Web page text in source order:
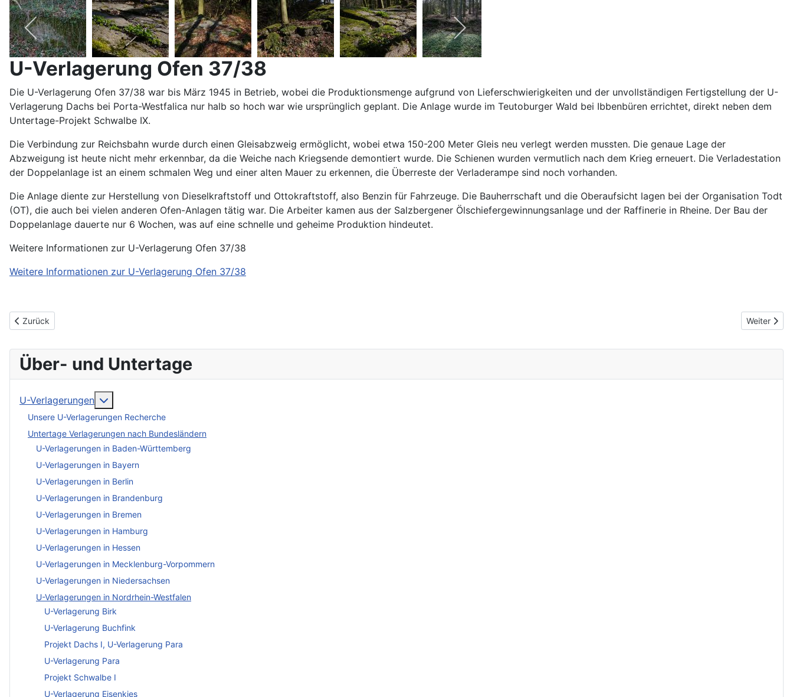
U-Verlagerung Ofen 37/38
Die U-Verlagerung Ofen 37/38 war bis März 1945 in Betrieb, wobei die Produktionsmenge aufgrund von Lieferschwierigkeiten und der unvollständigen Fertigstellung der U-
Verlagerung Dachs bei Porta-Westfalica nur halb so hoch war wie ursprünglich geplant. Die Anlage wurde im Teutoburger Wald bei Ibbenbüren errichtet, direkt neben dem
Untertage-Projekt Schwalbe IX.
Die Verbindung zur Reichsbahn wurde durch einen Gleisabzweig ermöglicht, wobei etwa 150-200 Meter Gleis neu verlegt werden mussten. Die genaue Lage der
Abzweigung ist heute nicht mehr erkennbar, da die Weiche nach Kriegsende demontiert wurde. Die Schienen wurden vermutlich nach dem Krieg erneuert. Die Verladestation
der Doppelanlage ist an einem schmalen Weg und einer alten Mauer zu erkennen, die Überreste der Verladerampe sind noch vorhanden.
Die Anlage diente zur Herstellung von Dieselkraftstoff und Ottokraftstoff, also Benzin für Fahrzeuge. Die Bauherrschaft und die Oberaufsicht lagen bei der Organisation Todt
(OT), die auch bei vielen anderen Ofen-Anlagen tätig war. Die Arbeiter kamen aus der Salzbergener Ölschiefergewinnungsanlage und der Raffinerie in Rheine. Der Bau der
Doppelanlage dauerte nur 6 Wochen, was auf eine schnelle und geheime Produktion hindeutet.
Weitere Informationen zur U-Verlagerung Ofen 37/38
Weitere Informationen zur U-Verlagerung Ofen 37/38
Vorheriger Beitrag: Projekt Schwalbe IX
Zurück Nächster
Weiter
Über- und Untertage
U-Verlagerungen
Unsere U-Verlagerungen Recherche
Untertage Verlagerungen nach Bundesländern
U-Verlagerungen in Baden-Württemberg
U-Verlagerungen in Bayern
U-Verlagerungen in Berlin
U-Verlagerungen in Brandenburg
U-Verlagerungen in Bremen
U-Verlagerungen in Hamburg
U-Verlagerungen in Hessen
U-Verlagerungen in Mecklenburg-Vorpommern
U-Verlagerungen in Niedersachsen
U-Verlagerungen in Nordrhein-Westfalen
U-Verlagerung Birk
U-Verlagerung Buchfink
Projekt Dachs I, U-Verlagerung Para
U-Verlagerung Para
Projekt Schwalbe I
U-Verlagerung Eisenkies